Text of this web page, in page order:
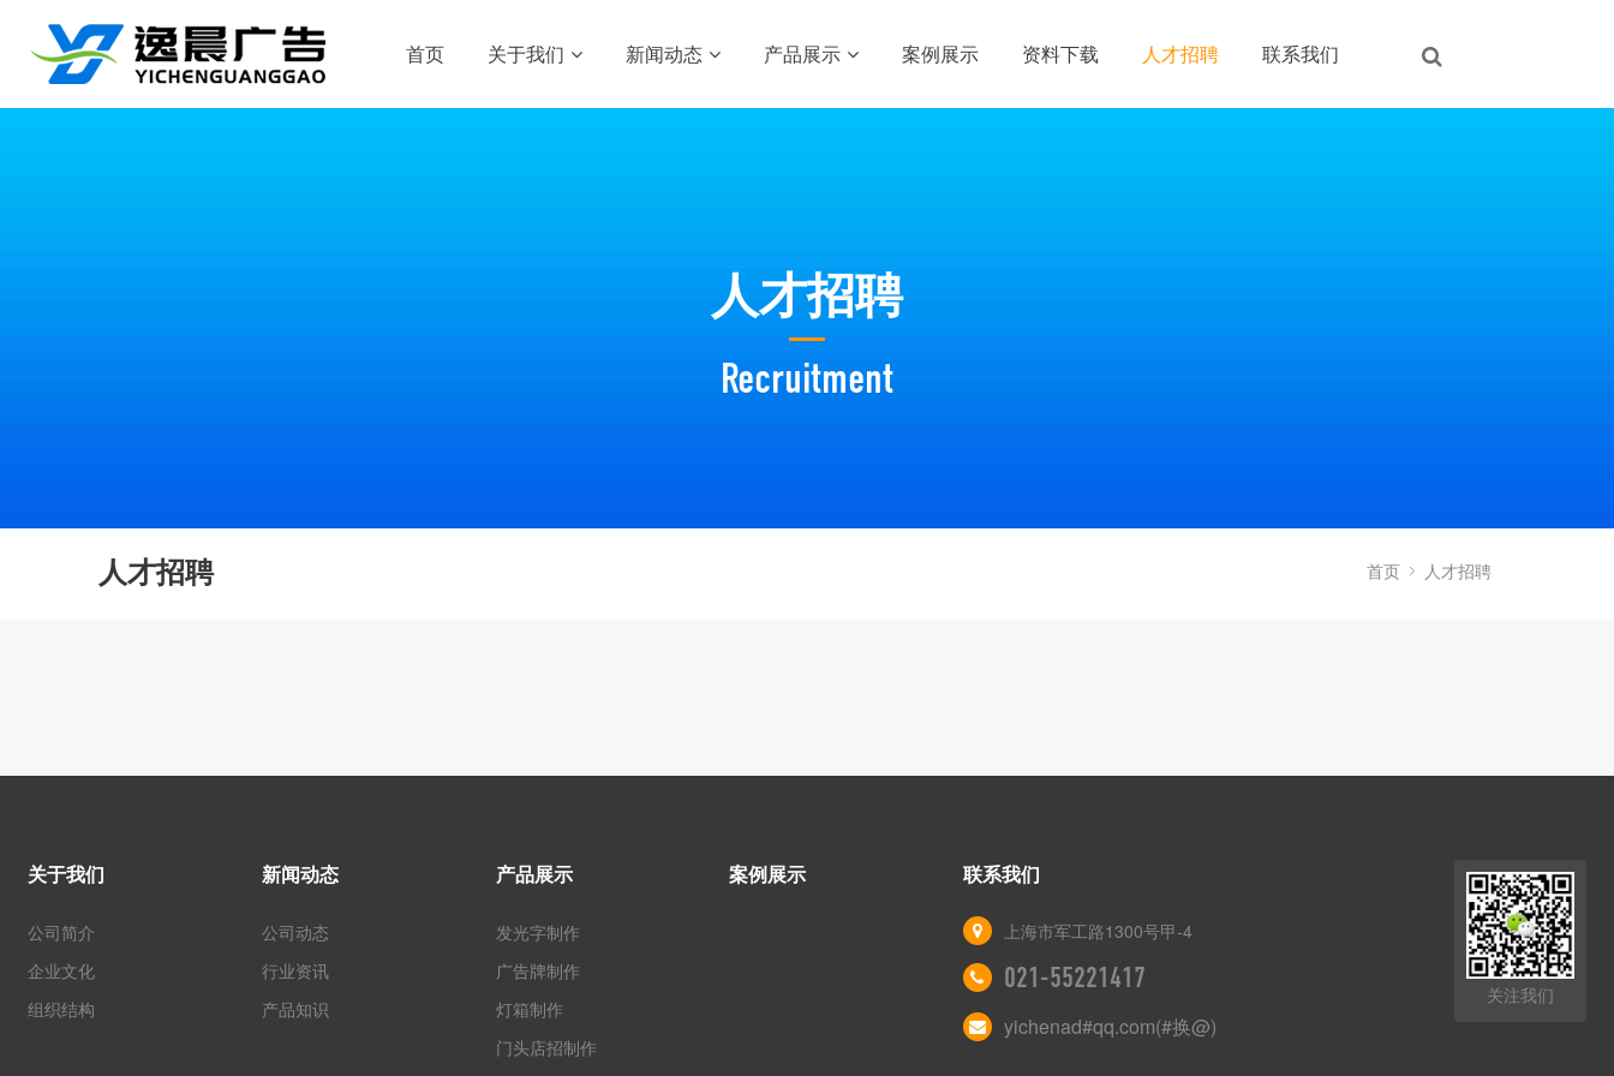
首页 关于我们 新闻动态 产品展示 案例展示 资料下载 人才招聘 联系我们
人才招聘
Recruitment
人才招聘 首页 人才招聘
关于我们
公司简介
企业文化
组织结构
新闻动态
公司动态
行业资讯
产品知识
产品展示
发光字制作
广告牌制作
灯箱制作
门头店招制作
案例展示 联系我们
上海市军工路1300号甲-4
021-55221417
yichenad#qq.com(#换@)
关注我们